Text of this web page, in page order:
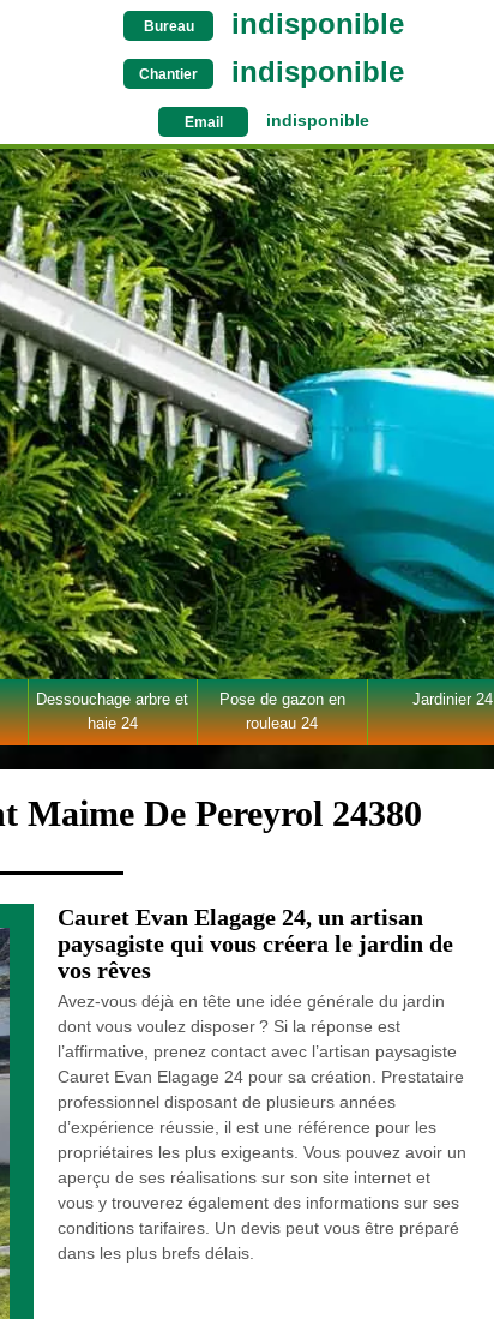
Bureau indisponible
Chantier indisponible
Email indisponible
Dessouchage arbre et
haie 24
Pose de gazon en
rouleau 24
Jardinier 24
Maime De Pereyrol 24380
Cauret Evan Elagage 24, un artisan
paysagiste qui vous créera le jardin de
vos rêves
Avez-vous déjà en tête une idée générale du jardin
dont vous voulez disposer ? Si la réponse est
l’affirmative, prenez contact avec l’artisan paysagiste
Cauret Evan Elagage 24 pour sa création. Prestataire
professionnel disposant de plusieurs années
d’expérience réussie, il est une référence pour les
propriétaires les plus exigeants. Vous pouvez avoir un
aperçu de ses réalisations sur son site internet et
vous y trouverez également des informations sur ses
conditions tarifaires. Un devis peut vous être préparé
dans les plus brefs délais.